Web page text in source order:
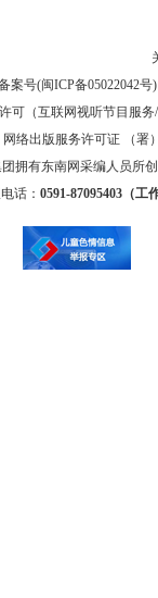
案号(闽ICP备05022042号
可（互联网视听节目服
网络出版服务许可证 （署
拥有东南网采编人员所
话： 0591-87095403（工